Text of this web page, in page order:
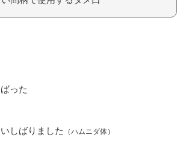
った
しばりました （ハムニダ体）